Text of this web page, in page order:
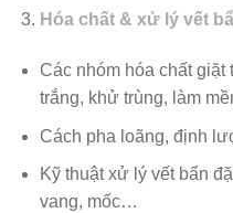
Hóa chất & xử lý vết
Các nhóm hóa chất giặt
trắng, khử trùng, làm
Cách pha loãng, định
Kỹ thuật xử lý vết bẩn
vang, mốc…